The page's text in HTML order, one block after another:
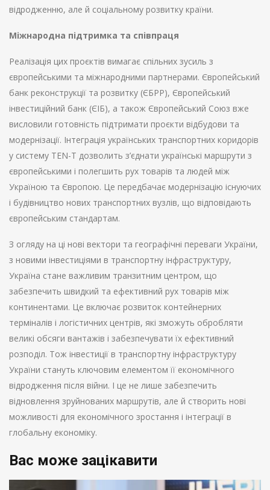
відродженню, але й соціальному розвитку країни.
Міжнародна підтримка та співпраця
Реалізація цих проєктів вимагає спільних зусиль з
європейськими та міжнародними партнерами. Європейський
банк реконструкції та розвитку (ЄБРР), Європейський
інвестиційний банк (ЄІБ), а також Європейський Союз вже
висловили готовність підтримати проєкти відбудови та
модернізації. Інтеграція українських транспортних коридорів
у систему TEN-T дозволить з’єднати українські маршрути з
європейськими і полегшить рух товарів та людей між
Україною та Європою. Це передбачає модернізацію існуючих
і будівництво нових транспортних вузлів, що відповідають
європейським стандартам.
З огляду на ці нові вектори та географічні переваги України,
з новими інвестиціями в транспортну інфраструктуру,
Україна стане важливим транзитним центром, що
забезпечить швидкий та ефективний рух товарів між
континентами. Це включає розвиток контейнерних
терміналів і логістичних центрів, які зможуть обробляти
великі обсяги вантажів і забезпечувати їх ефективний
розподіл. Тож інвестиції в транспортну інфраструктуру
України стануть ключовим елементом її економічного
відродження після війни. І це не лише забезпечить
відновлення зруйнованих маршрутів, але й створить нові
можливості для економічного зростання і інтеграції в
глобальну економіку.
Вас може зацікавити